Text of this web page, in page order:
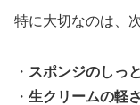
特に大切なのは、
・ スポンジのしっ
・ 生クリームの軽